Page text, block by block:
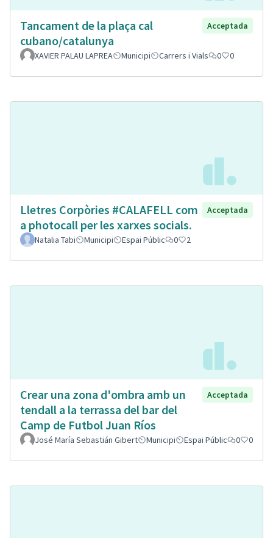
Tancament de la plaça cal
cubano/catalunya
Acceptada
XAVIER PALAU LAPREA Municipi Carrers i Vials 0 0
Lletres Corpòries #CALAFELL com
a photocall per les xarxes socials.
Acceptada
Natalia Tabi Municipi Espai Públic 0 2
Crear una zona d'ombra amb un
tendall a la terrassa del bar del
Camp de Futbol Juan Ríos
Acceptada
José María Sebastián Gibert Municipi Espai Públic 0 0